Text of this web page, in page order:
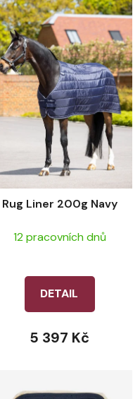
Rug Liner 200g Navy
12 pracovních dnů
DETAIL
5 397 Kč